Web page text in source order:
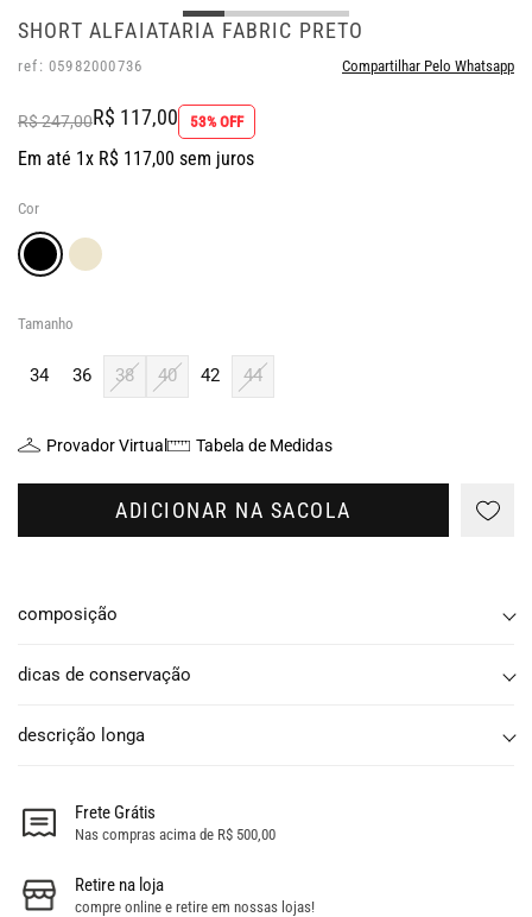
SHORT ALFAIATARIA FABRIC PRETO
ref: 05982000736 Compartilhar Pelo Whatsapp
R$ 247,00R$ 117,00 53% OFF
Em até 1x R$ 117,00 sem juros
Cor
Tamanho
34 36 38 40 42 44
Provador Virtual Tabela de Medidas
ADICIONAR NA SACOLA
composição
dicas de conservação
descrição longa
Frete Grátis
Nas compras acima de R$ 500,00
Retire na loja
compre online e retire em nossas lojas!